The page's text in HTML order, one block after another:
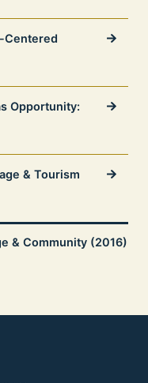
Centered
Opportunity:
& Tourism
& Community (2016)